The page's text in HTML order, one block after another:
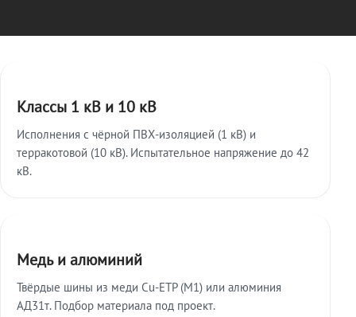
Классы 1 кВ и 10 кВ
Исполнения с чёрной ПВХ-изоляцией (1 кВ) и
терракотовой (10 кВ). Испытательное напряжение до 42
кВ.
Медь и алюминий
Твёрдые шины из меди Cu-ETP (M1) или алюминия
АД31т. Подбор материала под проект.